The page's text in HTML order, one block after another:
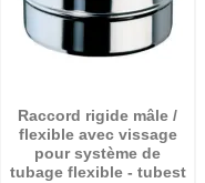
Raccord rigide mâle /
flexible avec vissage
pour système de
tubage flexible - tubest